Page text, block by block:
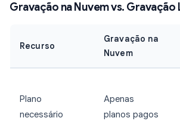
Gravação na Nuvem vs. Gravação
Recurso
Gravação na
Nuvem
Plano
necessário
Apenas
planos pagos